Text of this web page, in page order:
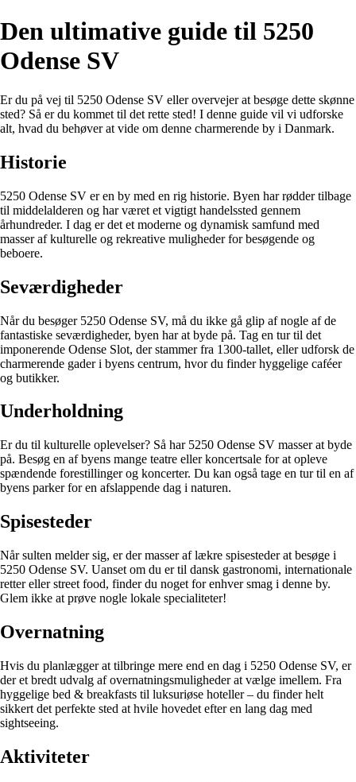
Den ultimative guide til 5250
Odense SV
Er du på vej til 5250 Odense SV eller overvejer at besøge dette skønne
sted? Så er du kommet til det rette sted! I denne guide vil vi udforske
alt, hvad du behøver at vide om denne charmerende by i Danmark.
Historie
5250 Odense SV er en by med en rig historie. Byen har rødder tilbage
til middelalderen og har været et vigtigt handelssted gennem
århundreder. I dag er det et moderne og dynamisk samfund med
masser af kulturelle og rekreative muligheder for besøgende og
beboere.
Seværdigheder
Når du besøger 5250 Odense SV, må du ikke gå glip af nogle af de
fantastiske seværdigheder, byen har at byde på. Tag en tur til det
imponerende Odense Slot, der stammer fra 1300-tallet, eller udforsk de
charmerende gader i byens centrum, hvor du finder hyggelige caféer
og butikker.
Underholdning
Er du til kulturelle oplevelser? Så har 5250 Odense SV masser at byde
på. Besøg en af byens mange teatre eller koncertsale for at opleve
spændende forestillinger og koncerter. Du kan også tage en tur til en af
byens parker for en afslappende dag i naturen.
Spisesteder
Når sulten melder sig, er der masser af lækre spisesteder at besøge i
5250 Odense SV. Uanset om du er til dansk gastronomi, internationale
retter eller street food, finder du noget for enhver smag i denne by.
Glem ikke at prøve nogle lokale specialiteter!
Overnatning
Hvis du planlægger at tilbringe mere end en dag i 5250 Odense SV, er
der et bredt udvalg af overnatningsmuligheder at vælge imellem. Fra
hyggelige bed & breakfasts til luksuriøse hoteller – du finder helt
sikkert det perfekte sted at hvile hovedet efter en lang dag med
sightseeing.
Aktiviteter